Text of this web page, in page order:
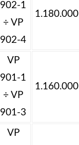
902-1
÷ VP
902-4
1.180.000
VP
901-1
÷ VP
901-3
1.160.000
VP